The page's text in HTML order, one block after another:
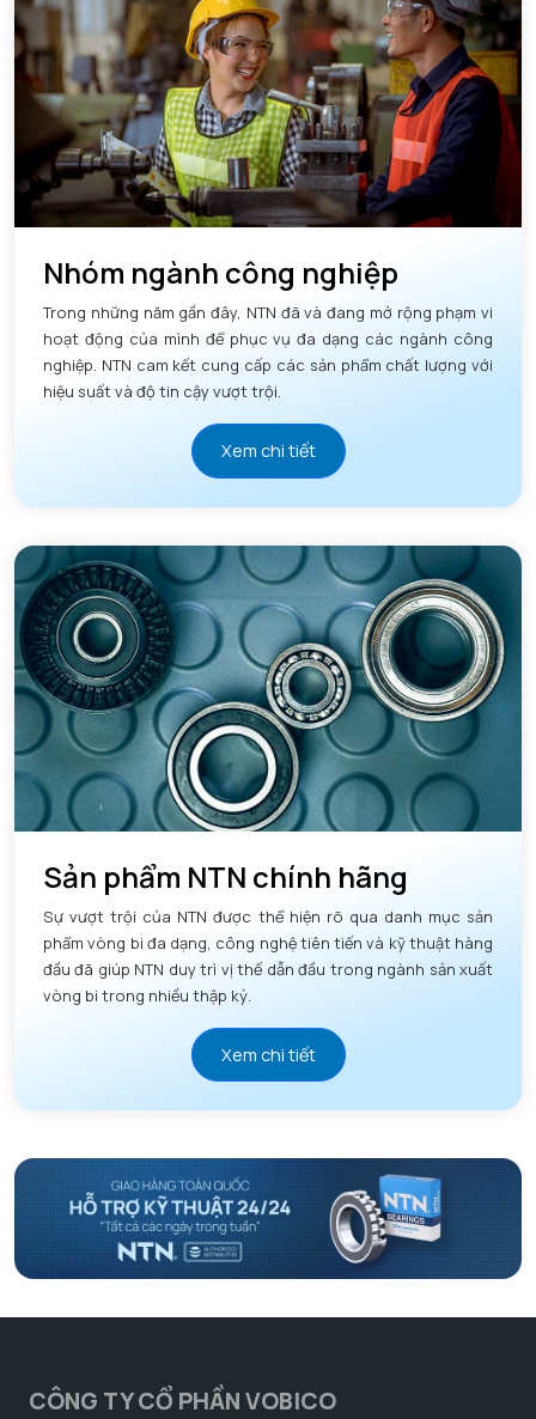
Nhóm ngành công nghiệp
Trong những năm gần đây, NTN đã và đang mở rộng phạm vi
hoạt động của mình để phục vụ đa dạng các ngành công
nghiệp. NTN cam kết cung cấp các sản phẩm chất lượng với
hiệu suất và độ tin cậy vượt trội.
Xem chi tiết
Sản phẩm NTN chính hãng
Sự vượt trội của NTN được thể hiện rõ qua danh mục sản
phẩm vòng bi đa dạng, công nghệ tiên tiến và kỹ thuật hàng
đầu đã giúp NTN duy trì vị thế dẫn đầu trong ngành sản xuất
vòng bi trong nhiều thập kỷ.
Xem chi tiết
CÔNG TY CỔ PHẦN VOBICO